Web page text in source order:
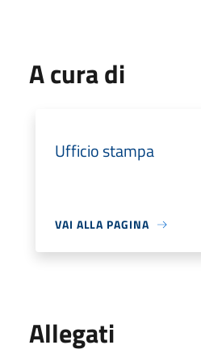
A cura di
Ufficio stampa
VAI ALLA PAGINA
Allegati